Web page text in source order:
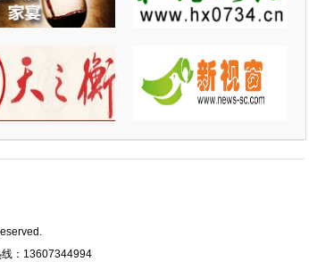
：13607344994